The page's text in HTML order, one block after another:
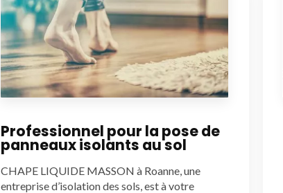
Professionnel pour la pose de
panneaux isolants au sol
CHAPE LIQUIDE MASSON à Roanne, une
entreprise d’isolation des sols, est à votre